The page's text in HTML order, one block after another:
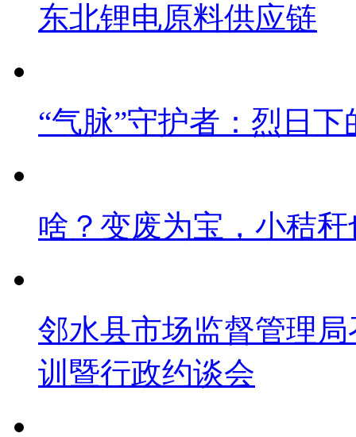
东北锂电原料供应链
“气脉”守护者：烈日下
啥？变废为宝，小秸
邻水县市场监督管理
训暨行政约谈会